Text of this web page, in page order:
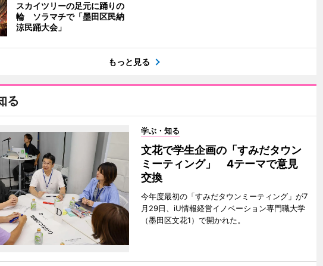
スカイツリーの足元に踊りの
輪 ソラマチで「墨田区民納
涼民踊大会」
もっと見る
る
学ぶ・知る
文花で学生企画の「すみだタウン
ミーティング」 4テーマで意見
交換
今年度最初の「すみだタウンミーティング」が7
月29日、iU情報経営イノベーション専門職大学
（墨田区文花1）で開かれた。